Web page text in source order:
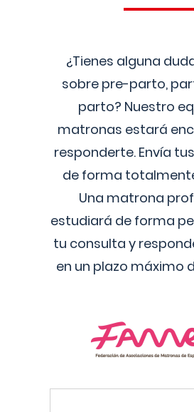
¿Tienes alguna
sobre pre-parto,
parto? Nuestro
matronas estará
responderte. Envía
de forma
Una matrona
estudiará de forma
tu consulta y
en un plazo máximo